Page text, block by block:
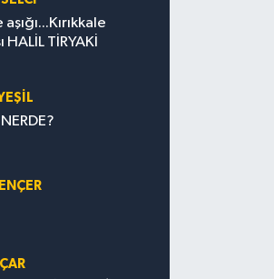
aşığı...Kırıkkale
HALİL TİRYAKİ